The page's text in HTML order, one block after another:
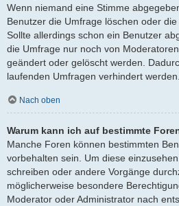
Wenn niemand eine Stimme
Benutzer die Umfrage löschen oder
Sollte allerdings schon ein Benutzer
die Umfrage nur noch von
geändert oder gelöscht werden.
laufenden Umfragen verhindert werden.
Nach oben
Warum kann ich auf bestimmte
Manche Foren können bestimmten
vorbehalten sein. Um diese
schreiben oder andere Vorgänge
möglicherweise besondere
Moderator oder Administrator nach